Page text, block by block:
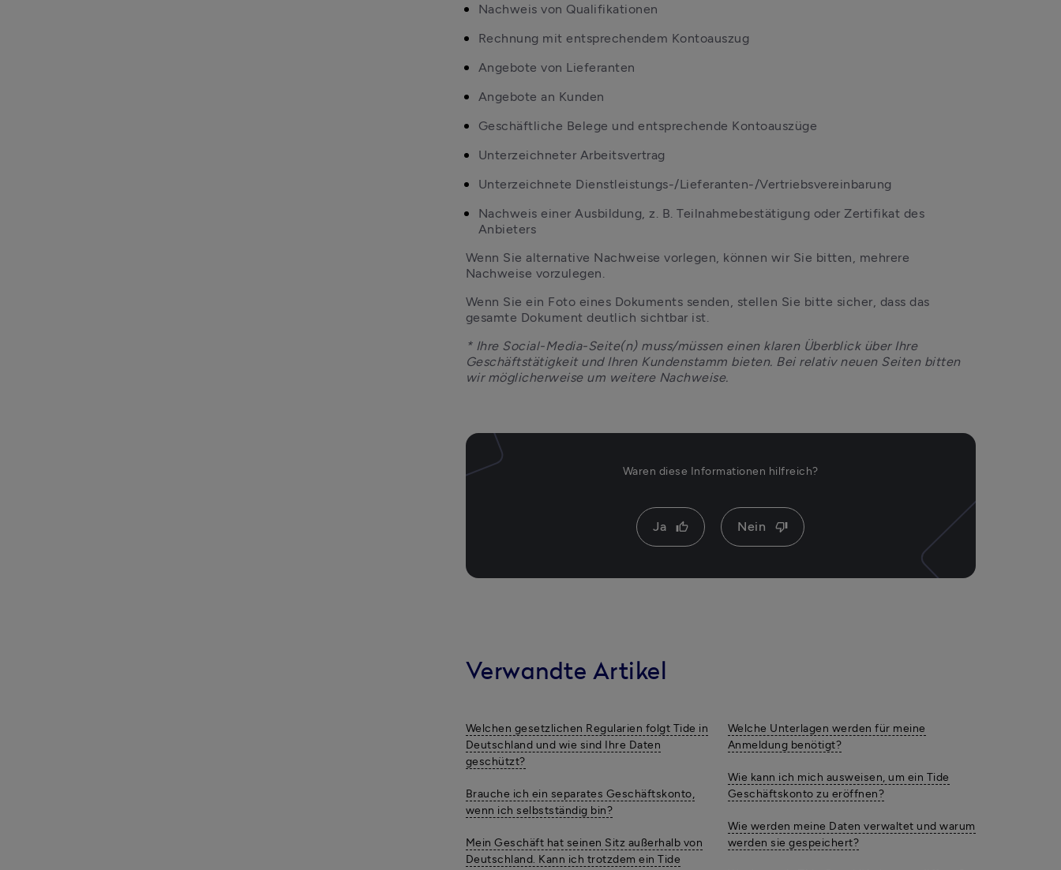
Nachweis von Qualifikationen
Rechnung mit entsprechendem Kontoauszug
Angebote von Lieferanten
Angebote an Kunden
Geschäftliche Belege und entsprechende Kontoauszüge
Unterzeichneter Arbeitsvertrag
Unterzeichnete Dienstleistungs-/Lieferanten-/Vertriebsvereinbarung
Nachweis einer Ausbildung, z. B. Teilnahmebestätigung oder Zertifikat des
Anbieters
Wenn Sie alternative Nachweise vorlegen, können wir Sie bitten, mehrere
Nachweise vorzulegen.
Wenn Sie ein Foto eines Dokuments senden, stellen Sie bitte sicher, dass das
gesamte Dokument deutlich sichtbar ist.
* Ihre Social-Media-Seite(n) muss/müssen einen klaren Überblick über Ihre
Geschäftstätigkeit und Ihren Kundenstamm bieten. Bei relativ neuen Seiten bitten
wir möglicherweise um weitere Nachweise.
Waren diese Informationen hilfreich?
Ja thumb_up Nein thumb_down
Verwandte Artikel
Welchen gesetzlichen Regularien folgt Tide in
Deutschland und wie sind Ihre Daten
geschützt?
Brauche ich ein separates Geschäftskonto,
wenn ich selbstständig bin?
Mein Geschäft hat seinen Sitz außerhalb von
Deutschland. Kann ich trotzdem ein Tide
Welche Unterlagen werden für meine
Anmeldung benötigt?
Wie kann ich mich ausweisen, um ein Tide
Geschäftskonto zu eröffnen?
Wie werden meine Daten verwaltet und warum
werden sie gespeichert?